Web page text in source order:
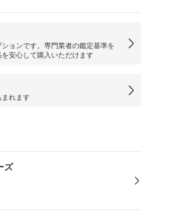
ョンです。専門業者の鑑定基準を
安心して購入いただけます
れます
ズ